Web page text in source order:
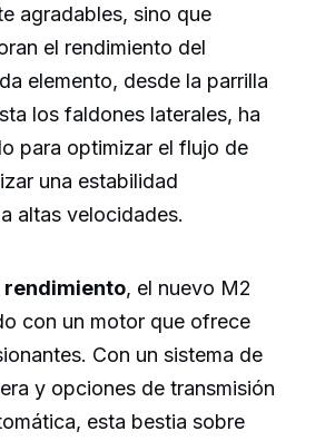
agradables, sino que
el rendimiento del
elemento, desde la parrilla
los faldones laterales, ha
para optimizar el flujo de
una estabilidad
altas velocidades.
rendimiento, el nuevo M2
con un motor que ofrece
Con un sistema de
y opciones de transmisión
esta bestia sobre